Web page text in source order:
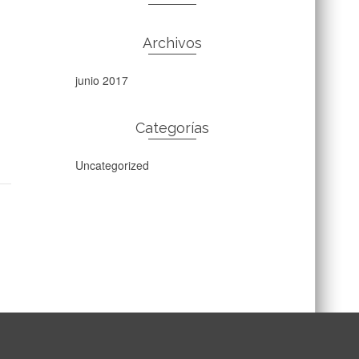
Archivos
junio 2017
Categorías
Uncategorized